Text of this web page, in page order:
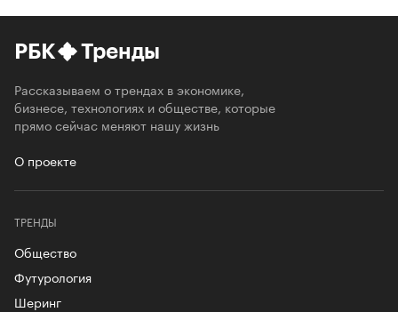
РБК Тренды
Рассказываем о трендах в экономике,
бизнесе, технологиях и обществе, которые
прямо сейчас меняют нашу жизнь
О проекте
ТРЕНДЫ
Общество
Футурология
Шеринг